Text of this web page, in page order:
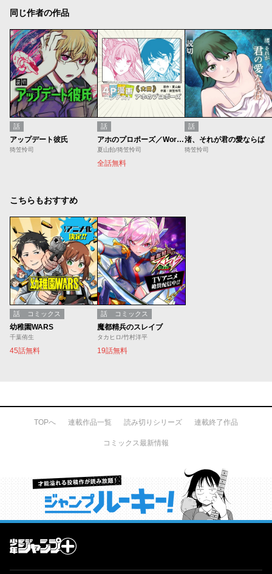
同じ作者の作品
話
アップデート彼氏
猗笠怜司
話
アホのプロポーズ／World Maker 4P漫画コンテスト
夏山飴/猗笠怜司
全話無料
話
渚、それが君の愛ならば
猗笠怜司
こちらもおすすめ
話 コミックス
幼稚園WARS
千葉侑生
45話無料
話 コミックス
魔都精兵のスレイブ
タカヒロ/竹村洋平
19話無料
TOPへ 連載作品一覧 読み切りシリーズ 連載終了作品
コミックス最新情報
才能溢れる投稿作が読み放題！ ジャンプルーキー！